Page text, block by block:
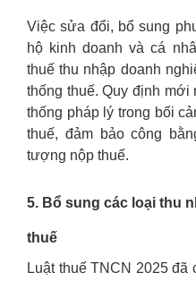
Việc sửa đổi, bổ sung
hộ kinh doanh và cá
thuế thu nhập doanh
thống thuế. Quy định mới
thống pháp lý trong bối
thuế, đảm bảo công
tượng nộp thuế.
5. Bổ sung các loại thu
thuế
Luật thuế TNCN 2025 đã